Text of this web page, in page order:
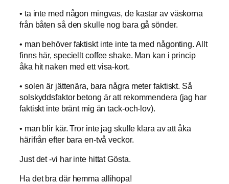
• ta inte med någon mingvas, de kastar av väskorna
från båten så den skulle nog bara gå sönder.
• man behöver faktiskt inte inte ta med någonting. Allt
finns här, speciellt coffee shake. Man kan i princip
åka hit naken med ett visa-kort.
• solen är jättenära, bara några meter faktiskt. Så
solskyddsfaktor betong är att rekommendera (jag har
faktiskt inte bränt mig än tack-och-lov).
• man blir kär. Tror inte jag skulle klara av att åka
härifrån efter bara en-två veckor.
Just det -vi har inte hittat Gösta.
Ha det bra där hemma allihopa!